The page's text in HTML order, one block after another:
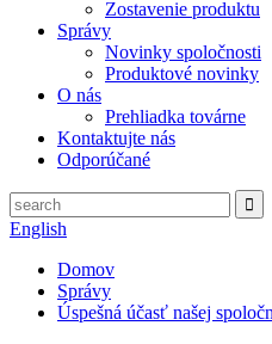
Zostavenie produktu
Správy
Novinky spoločnosti
Produktové novinky
O nás
Prehliadka továrne
Kontaktujte nás
Odporúčané
English
Domov
Správy
Úspešná účasť našej